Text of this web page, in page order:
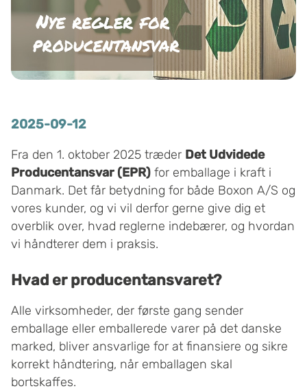
2025-09-12
Fra den 1. oktober 2025 træder Det Udvidede
Producentansvar (EPR) for emballage i kraft i
Danmark. Det får betydning for både Boxon A/S og
vores kunder, og vi vil derfor gerne give dig et
overblik over, hvad reglerne indebærer, og hvordan
vi håndterer dem i praksis.
Hvad er producentansvaret?
Alle virksomheder, der første gang sender
emballage eller emballerede varer på det danske
marked, bliver ansvarlige for at finansiere og sikre
korrekt håndtering, når emballagen skal
bortskaffes.